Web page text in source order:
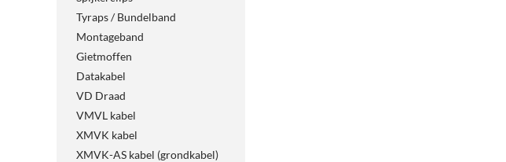
Tyraps / Bundelband
Montageband
Gietmoffen
Datakabel
VD Draad
VMVL kabel
XMVK kabel
XMVK-AS kabel (grondkabel)